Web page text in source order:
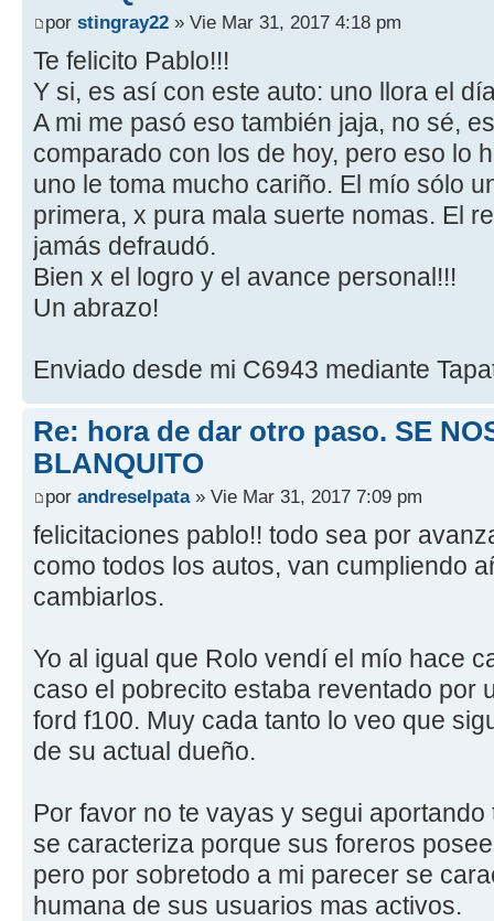
por stingray22 » Vie Mar 31, 2017 4:18 pm
Te felicito Pablo!!!
Y si, es así con este auto: uno llora el
A mi me pasó eso también jaja, no sé,
comparado con los de hoy, pero eso lo
uno le toma mucho cariño. El mío sólo
primera, x pura mala suerte nomas. El
jamás defraudó.
Bien x el logro y el avance personal!!!
Un abrazo!
Enviado desde mi C6943 mediante
Re: hora de dar otro paso. SE
BLANQUITO
por andreselpata» Vie Mar 31, 2017 7:09 pm
felicitaciones pablo!! todo sea por
como todos los autos, van cumpliendo
cambiarlos.
Yo al igual que Rolo vendí el mío hace
caso el pobrecito estaba reventado por
ford f100. Muy cada tanto lo veo que
de su actual dueño.
Por favor no te vayas y segui
se caracteriza porque sus foreros
pero por sobretodo a mi parecer se
humana de sus usuarios mas activos.